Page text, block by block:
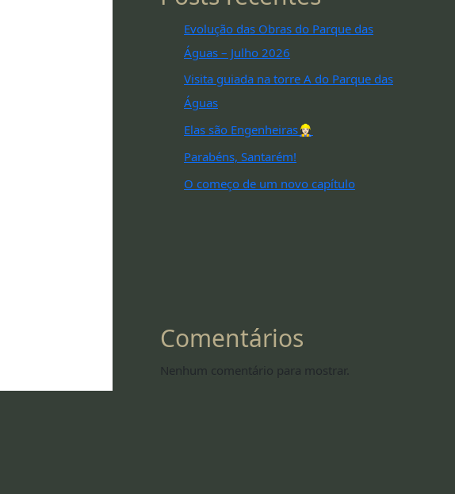
Evolução das Obras do Parque das
Águas – Julho 2026
Visita guiada na torre A do Parque das
Águas
Elas são Engenheiras👷🏻‍♀️
Parabéns, Santarém!
O começo de um novo capítulo
Comentários
Nenhum comentário para mostrar.